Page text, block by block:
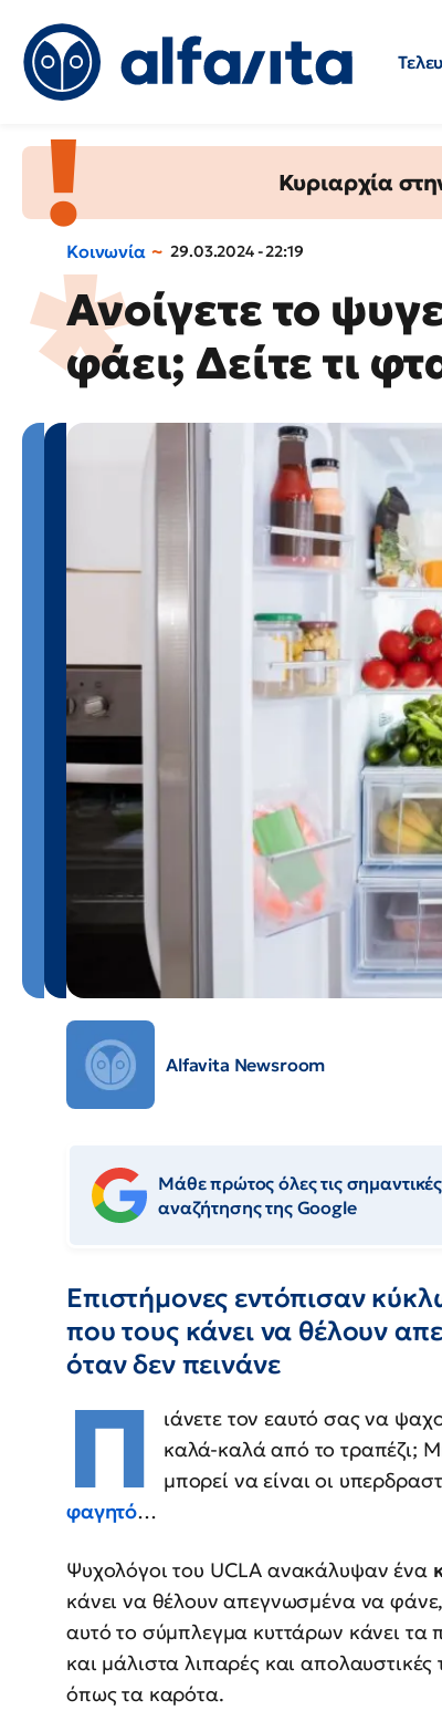
Κυριαρχία
Κοινωνία 29.03.2024 - 22:19
Ανοίγετε το
φάει; Δείτε τι
Alfavita Newsroom
Μάθε πρώτος όλες τις
αναζήτησης της Google
Επιστήμονες εντόπισαν
που τους κάνει να θέλουν
όταν δεν πεινάνε
Π ιάνετε τον εαυτό σας να
καλά-καλά από το τραπέζι;
μπορεί να είναι οι
φαγητό…
Ψυχολόγοι του UCLA ανακάλυψαν ένα
κάνει να θέλουν απεγνωσμένα να
αυτό το σύμπλεγμα κυττάρων κάνει
και μάλιστα λιπαρές και
όπως τα καρότα.